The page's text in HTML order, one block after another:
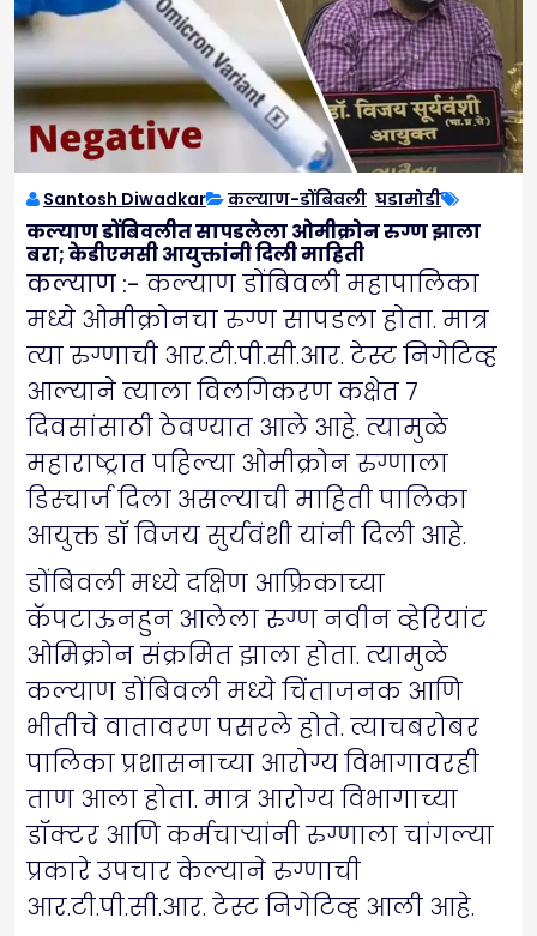
Santosh Diwadkar कल्याण-डोंबिवली घडामोडी
कल्याण डोंबिवलीत सापडलेला ओमीक्रोन रुग्ण झाला
बरा; केडीएमसी आयुक्तांनी दिली माहिती
कल्याण :- कल्याण डोंबिवली महापालिका
मध्ये ओमीक्रोनचा रुग्ण सापडला होता. मात्र
त्या रुग्णाची आर.टी.पी.सी.आर. टेस्ट निगेटिव्ह
आल्याने त्याला विलगिकरण कक्षेत ७
दिवसांसाठी ठेवण्यात आले आहे. त्यामुळे
महाराष्ट्रात पहिल्या ओमीक्रोन रुग्णाला
डिस्चार्ज दिला असल्याची माहिती पालिका
आयुक्त डॉ विजय सुर्यवंशी यांनी दिली आहे.
डोंबिवली मध्ये दक्षिण आफ्रिकाच्या
कॅपटाऊनहुन आलेला रुग्ण नवीन व्हेरियांट
ओमिक्रोन संक्रमित झाला होता. त्यामुळे
कल्याण डोंबिवली मध्ये चिंताजनक आणि
भीतीचे वातावरण पसरले होते. त्याचबरोबर
पालिका प्रशासनाच्या आरोग्य विभागावरही
ताण आला होता. मात्र आरोग्य विभागाच्या
डॉक्टर आणि कर्मचाऱ्यांनी रुग्णाला चांगल्या
प्रकारे उपचार केल्याने रुग्णाची
आर.टी.पी.सी.आर. टेस्ट निगेटिव्ह आली आहे.